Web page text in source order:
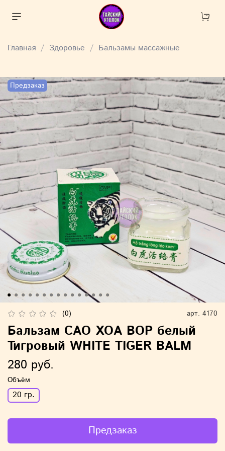
Главная Здоровье Бальзамы массажные
Предзаказ
(0) арт. 4170
Бальзам CAO XOA BOP белый
Тигровый WHITE TIGER BALM
280 руб.
Объём
20 гр.
Предзаказ